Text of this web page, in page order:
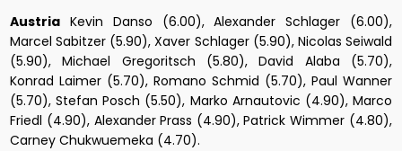
Austria Kevin Danso (6.00), Alexander Schlager (6.00),
Marcel Sabitzer (5.90), Xaver Schlager (5.90), Nicolas Seiwald
(5.90), Michael Gregoritsch (5.80), David Alaba (5.70),
Konrad Laimer (5.70), Romano Schmid (5.70), Paul Wanner
(5.70), Stefan Posch (5.50), Marko Arnautovic (4.90), Marco
Friedl (4.90), Alexander Prass (4.90), Patrick Wimmer (4.80),
Carney Chukwuemeka (4.70).